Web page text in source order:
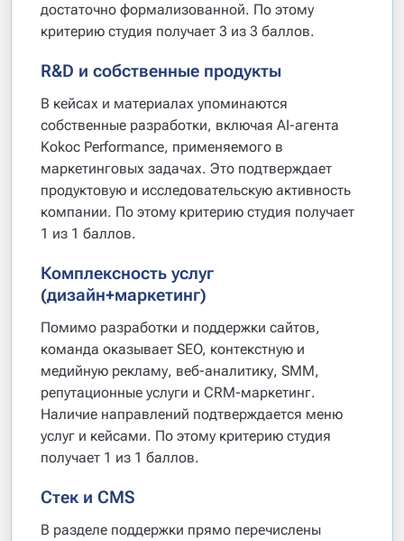
достаточно формализованной. По этому
критерию студия получает 3 из 3 баллов.
R&D и собственные продукты
В кейсах и материалах упоминаются
собственные разработки, включая AI-агента
Kokoc Performance, применяемого в
маркетинговых задачах. Это подтверждает
продуктовую и исследовательскую активность
компании. По этому критерию студия получает
1 из 1 баллов.
Комплексность услуг
(дизайн+маркетинг)
Помимо разработки и поддержки сайтов,
команда оказывает SEO, контекстную и
медийную рекламу, веб-аналитику, SMM,
репутационные услуги и CRM-маркетинг.
Наличие направлений подтверждается меню
услуг и кейсами. По этому критерию студия
получает 1 из 1 баллов.
Стек и CMS
В разделе поддержки прямо перечислены